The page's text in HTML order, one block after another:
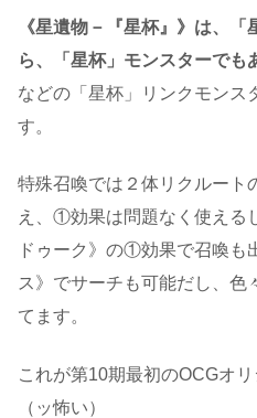
《星遺物－『星杯』》は、
ら、「星杯」モンスターでも
などの「星杯」リンクモンス
す。
特殊召喚では２体リクルー
え、①効果は問題なく使える
ドゥーク》の①効果で召喚も
ス》でサーチも可能だし、色
てます。
これが第10期最初のOCGオ
（ッ怖い）